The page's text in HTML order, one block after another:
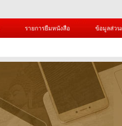
รายการยืมหนังสือ ข้อมูลส่ว